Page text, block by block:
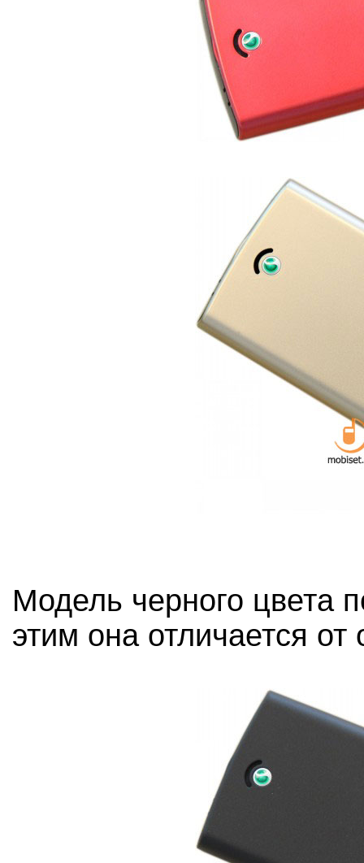
Модель черного цвета
этим она отличается